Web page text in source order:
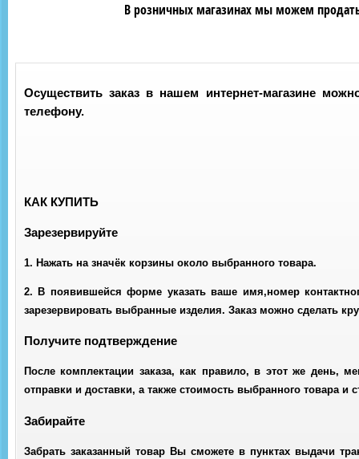
В розничных магазинах мы можем
Осуществить заказ в нашем интернет-магазине
телефону.
КАК КУПИТЬ
Зарезервируйте
1. Нажать на значёк корзины около выбранного товара.
2. В появившейся форме указать ваше имя,номер
зарезервировать выбранные изделия. Заказ можно сделать
Получите подтверждение
После комплектации заказа, как правило, в этот же день,
отправки и доставки, а также стоимость выбранного товара и
Забирайте
Забрать заказанный товар Вы сможете в пунктах выдачи